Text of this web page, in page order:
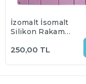
İzomalt İsomalt
Silikon Rakam
250,00 TL